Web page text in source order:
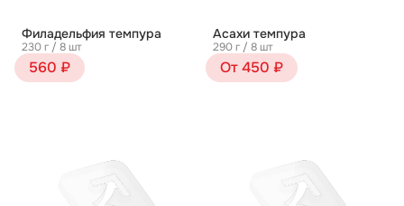
Филадельфия темпура
230 г / 8 шт
560 ₽
Асахи темпура
290 г / 8 шт
От 450 ₽